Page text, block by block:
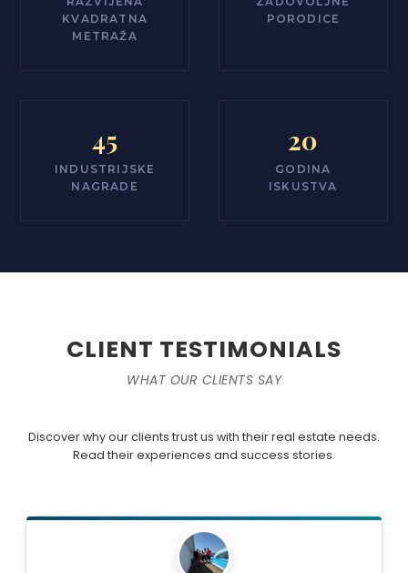
KVADRATNA
METRAŽA
PORODICE
45
INDUSTRIJSKE
NAGRADE
20
GODINA
ISKUSTVA
CLIENT TESTIMONIALS
WHAT OUR CLIENTS SAY
Discover why our clients trust us with their real estate needs.
Read their experiences and success stories.